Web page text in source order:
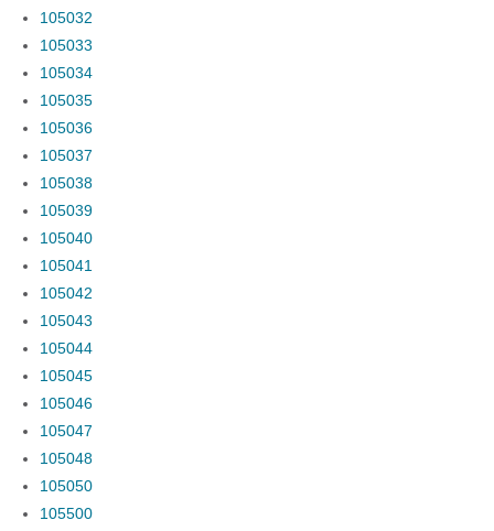
105032
105033
105034
105035
105036
105037
105038
105039
105040
105041
105042
105043
105044
105045
105046
105047
105048
105050
105500